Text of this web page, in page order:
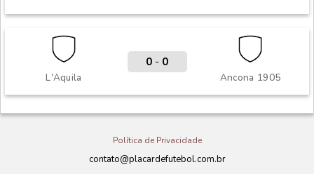
L'Aquila Ancona 1905
0 - 0
Política de Privacidade
contato@placardefutebol.com.br